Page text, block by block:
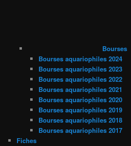
Bourses
Bourses aquariophiles 2024
Bourses aquariophiles 2023
Bourses aquariophiles 2022
Bourses aquariophiles 2021
Bourses aquariophiles 2020
Bourses aquariophiles 2019
Bourses aquariophiles 2018
Bourses aquariophiles 2017
Fiches